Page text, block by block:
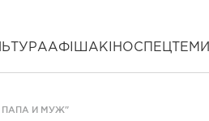
АФІША КІНОСПЕЦТЕМИ
ПАПА И МУЖ"